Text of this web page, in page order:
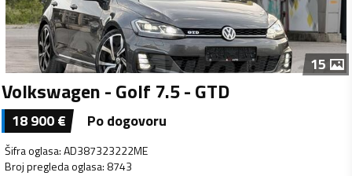
15
Volkswagen - Golf 7.5 - GTD
18 900€ Po dogovoru
Šifra oglasa:AD387323222ME
Broj pregleda oglasa: 8743